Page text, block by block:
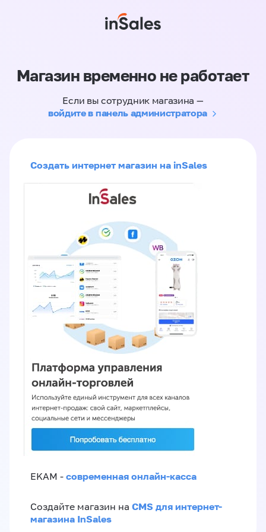
Магазин временно не работает
Если вы сотрудник магазина —
войдите в панель администратора
Создать интернет магазин на inSales
EKAM - современная онлайн-касса
Создайте магазин на CMS для интернет-
магазина InSales